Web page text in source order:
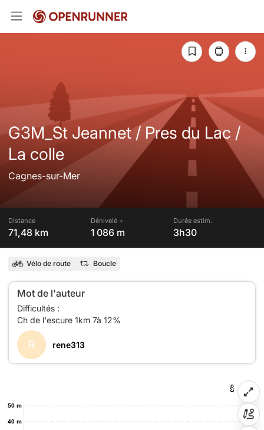
G3M_St Jeannet / Pres du Lac /
La colle
Cagnes-sur-Mer
Distance
71,48 km
Dénivelé +
1 086 m
Durée estim.
3h30
Vélo de route Boucle
Mot de l'auteur
Difficultés :
R rene313
40 m
50 m